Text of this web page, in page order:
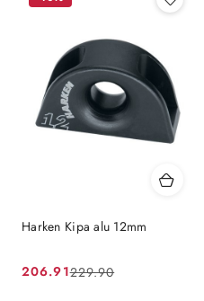
Harken Kipa alu 12mm
Cena
206.91
Cena
229.90